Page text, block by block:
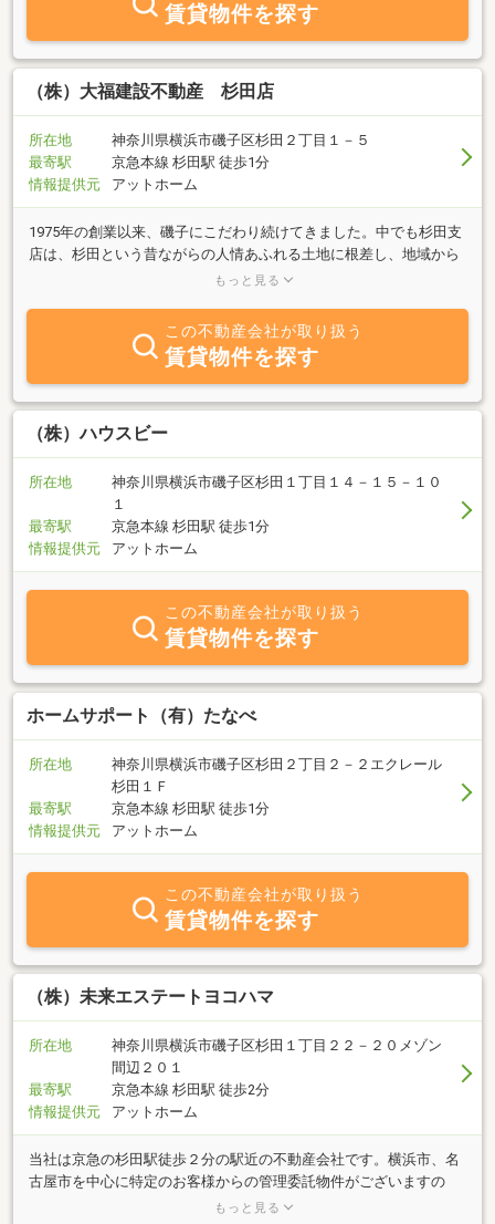
賃貸物件を探す
（株）大福建設不動産 杉田店
所在地
神奈川県横浜市磯子区杉田２丁目１－５
最寄駅
京急本線 杉田駅 徒歩1分
情報提供元
アットホーム
1975年の創業以来、磯子にこだわり続けてきました。中でも杉田支
店は、杉田という昔ながらの人情あふれる土地に根差し、地域から
の信頼も厚く、学生さんや社会人の方に加えて、シングルマザーの
ちの方々にも、土地柄に相違ない心のこもった対応で、明るい住ま
いを提供してまいりました。お部屋と家を探されている方は、大福
に来てみませんか？きっといい物件が見つかりますよ！
もっと見る
この不動産会社が取り扱う
賃貸物件を探す
（株）ハウスビー
所在地
神奈川県横浜市磯子区杉田１丁目１４－１５－１０
１
最寄駅
京急本線 杉田駅 徒歩1分
情報提供元
アットホーム
この不動産会社が取り扱う
賃貸物件を探す
ホームサポート（有）たなべ
所在地
神奈川県横浜市磯子区杉田２丁目２－２エクレール
杉田１Ｆ
最寄駅
京急本線 杉田駅 徒歩1分
情報提供元
アットホーム
この不動産会社が取り扱う
賃貸物件を探す
（株）未来エステートヨコハマ
所在地
神奈川県横浜市磯子区杉田１丁目２２－２０メゾン
間辺２０１
最寄駅
京急本線 杉田駅 徒歩2分
情報提供元
アットホーム
当社は京急の杉田駅徒歩２分の駅近の不動産会社です。横浜市、名
古屋市を中心に特定のお客様からの管理委託物件がございますの
で、ご相談ください。売買、賃貸、管理幅広く業務を行っています
もっと見る